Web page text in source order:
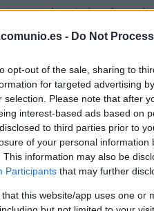
- Do Not
opt-out of the sale, sharing to
for targeted advertising
selection. Please note that after
interest-based ads based on
to third parties prior to
of your personal information
This information may also be
Participants that may further
that this website/app uses one or
temporada anterior, el
su valor es de 4,4
últimas semanas.
que Jan. Si puedes
a Computer, si no, no te
vuelva a ser el de antes.
la jornada 22
futbolista fueron algunos de
al sumar 7 o más puntos pese a
a los 3 millones de euros.
durante el parón internacional!